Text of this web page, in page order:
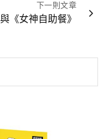
下一則文章
《女神自助餐》